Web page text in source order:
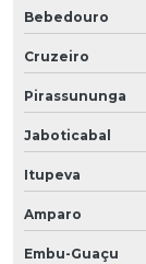
Bebedouro
Cruzeiro
Pirassununga
Jaboticabal
Itupeva
Amparo
Embu-Guaçu